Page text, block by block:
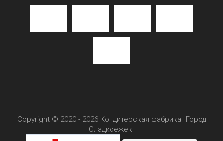
Copyright © 2020 - 2026 Кондитерская фабрика "Город
Сладкоежек"